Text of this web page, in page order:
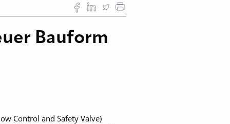
Bauform
Control and Safety Valve)